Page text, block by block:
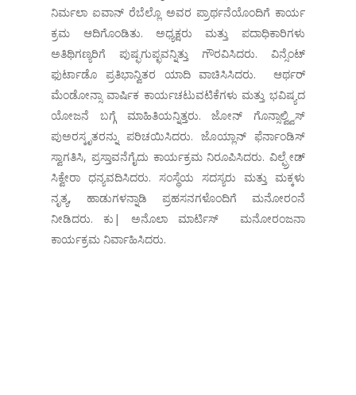
ನಿರ್ಮಲಾ ಐವಾನ್ ರೆಬೆಲ್ಲೊ ಅವರ ಪ್ರಾರ್ಥನೆಯೊಂದಿಗೆ ಕಾರ್ಯ
ಕ್ರಮ ಆದಿಗೊಂಡಿತು. ಅಧ್ಯಕ್ಷರು ಮತ್ತು ಪದಾಧಿಕಾರಿಗಳು
ಅತಿಥಿಗಣ್ಯರಿಗೆ ಪುಷ್ಫಗುಪ್ಛವನ್ನಿತ್ತು ಗೌರವಿಸಿದರು. ವಿನ್ಸೆಂಟ್
ಫುರ್ಟಾಡೊ ಪ್ರತಿಭಾನ್ವಿತರ ಯಾದಿ ವಾಚಿಸಿಸಿದರು. ಆರ್ಥರ್
ಮೆಂಡೋನ್ಸಾ ವಾರ್ಷಿಕ ಕಾರ್ಯಚಟುವಟಿಕೆಗಳು ಮತ್ತು ಭವಿಷ್ಯದ
ಯೋಜನೆ ಬಗ್ಗೆ ಮಾಹಿತಿಯನ್ನಿತ್ತರು. ಜೋನ್ ಗೊನ್ಸಾಲ್ವ್ವಿಸ್
ಪುಅರಸ್ಕೃತರನ್ನು ಪರಿಚಯಿಸಿದರು. ಜೊಯ್ಲಾನ್ ಫೆರ್ನಾಂಡಿಸ್
ಸ್ವಾಗತಿಸಿ, ಪ್ರಸ್ತಾವನೆಗೈದು ಕಾರ್ಯಕ್ರಮ ನಿರೂಪಿಸಿದರು. ವಿಲ್ಫ್ರೇಡ್
ಸಿಕ್ವೇರಾ ಧನ್ಯವದಿಸಿದರು. ಸಂಸ್ಥೆಯ ಸದಸ್ಯರು ಮತ್ತು ಮಕ್ಕಳು
ನೃತ್ಯ, ಹಾಡುಗಳನ್ನಾಡಿ ಪ್ರಹಸನಗಳೊಂದಿಗೆ ಮನೋರಂನೆ
ನೀಡಿದರು. ಕು| ಅನೊಲಾ ಮಾರ್ಟಿಸ್ ಮನೋರಂಜನಾ
ಕಾರ್ಯಕ್ರಮ ನಿರ್ವಾಹಿಸಿದರು.